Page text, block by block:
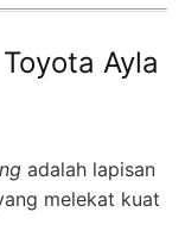
Ayla
adalah lapisan
melekat kuat